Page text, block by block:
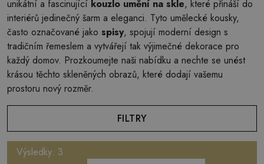
unikátní a fascinující kouzlo umění na skle, které přináší do
interiérů jedinečný šarm a eleganci. Tyto umělecké kousky,
často označované jako spisy, spojují moderní design s
tradičním řemeslem a vytvářejí tak výjimečné dekorace pro
každý domov. Prozkoumejte naši nabídku a nechte se unést
krásou těchto skleněných obrazů, které dodají vašemu
prostoru nový rozměr.
FILTRY
Výsledky: 3